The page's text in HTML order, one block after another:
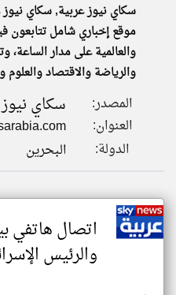
أهم
سكاي نيوز عربية, سكاي
موقع إخباري شامل تتابعون
والعالمية على مدار الساعة،
والرياضة والاقتصاد والعلوم
المصدر: سكاي
العنوان:
الدولة:
البحرين
اتصال هاتفي
والرئيس